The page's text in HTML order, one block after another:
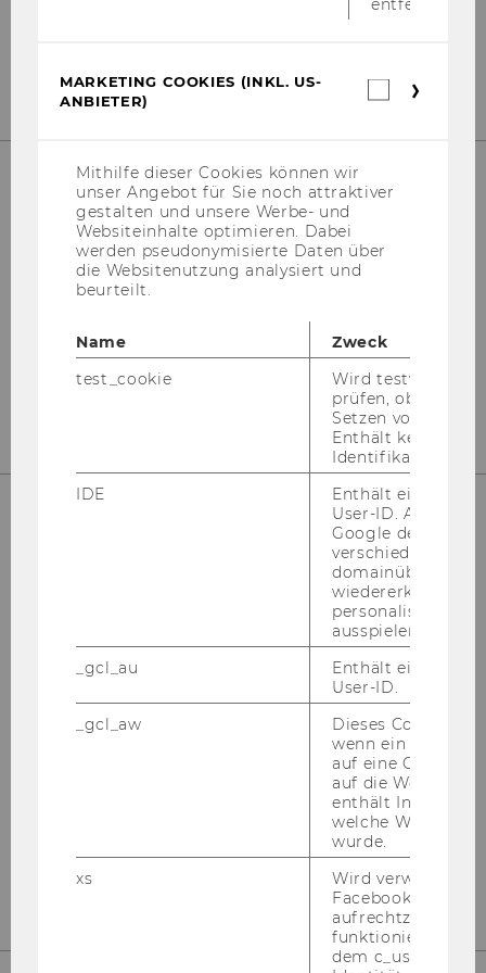
FACTS & FI­GU­RES ZUM PRO­GRAMM
Wie schnell waren die Stu­die­ren­den im
Stu­di­um? Wie in­ter­na­tio­nal sind die Stu­
MEHR ER­FAH­REN
Alle Infos für in- und ausländische
MEHR ERFAHREN
entfernt.
MARKETING COOKIES (INKL. US-
ANBIETER)
Mithilfe dieser Cookies können wir
unser Angebot für Sie noch attraktiver
gestalten und unsere Werbe- und
Websiteinhalte optimieren. Dabei
werden pseudonymisierte Daten über
die Websitenutzung analysiert und
beurteilt.
Name
Zweck
test_cookie
Wird testweise
prüfen, ob der
Setzen von
Enthält keine
IDE
Enthält eine
User-ID. Anhand
Google den User
verschiedene
wiedererkennen
personalisierte
ausspielen.
_gcl_au
Enthält eine
User-ID.
_gcl_aw
Dieses Cookie
wenn ein User
auf eine Google
auf die Website
enthält
welche
wurde.
xs
Wird verwendet,
Facebook-Sitzung
funktioniert in
dem c_user-